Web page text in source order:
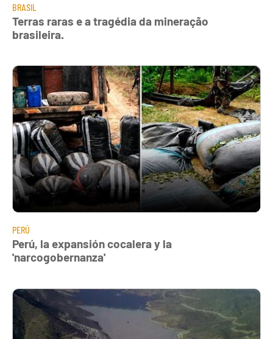
BRASIL
Terras raras e a tragédia da mineração
brasileira.
PERÚ
Perú, la expansión cocalera y la
'narcogobernanza'